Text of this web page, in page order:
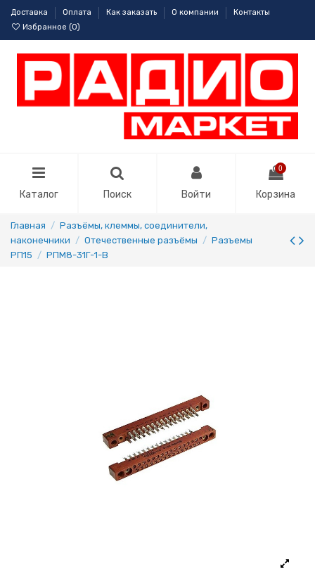
Доставка Оплата Как заказать О компании
Контакты
Избранное (0)
Каталог Поиск Войти
0
Корзина
Главная
Разъёмы, клеммы, соединители,
наконечники
Отечественные разъёмы
Разъемы
РП15
РПМ8-31Г-1-В